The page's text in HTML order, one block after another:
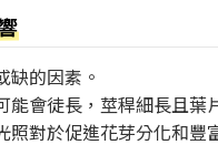
缺的因素。
會徒長，莖稈細長且葉
對於促進花芽分化和豐